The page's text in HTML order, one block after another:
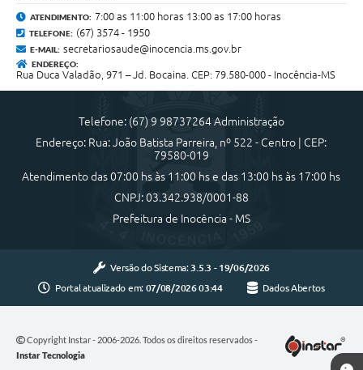
ATENDIMENTO: 7:00 as 11:00 horas 13:00 as 17:00 horas
TELEFONE: (67) 3574 - 1950
E-MAIL: secretariosaude@inocencia.ms.gov.br
ENDEREÇO:
Rua Duca Valadão, 971 – Jd. Bocaina. CEP: 79.580-000 - Inocência-MS
Telefone: (67) 9 98737264 Administração
Endereço: Rua: João Batista Parreira, nº 522 - Centro | CEP:
79580-019
Atendimento das 07:00 hs às 11:00 hs e das 13:00 hs às 17:00 hs
CNPJ: 03.342.938/0001-88
Prefeitura de Inocência - MS
Versão do Sistema: 3.5.3 - 19/06/2026
Portal atualizado em: 07/08/2026 03:44 Dados Abertos
Copyright Instar - 2006-2026. Todos os direitos reservados -
Instar Tecnologia